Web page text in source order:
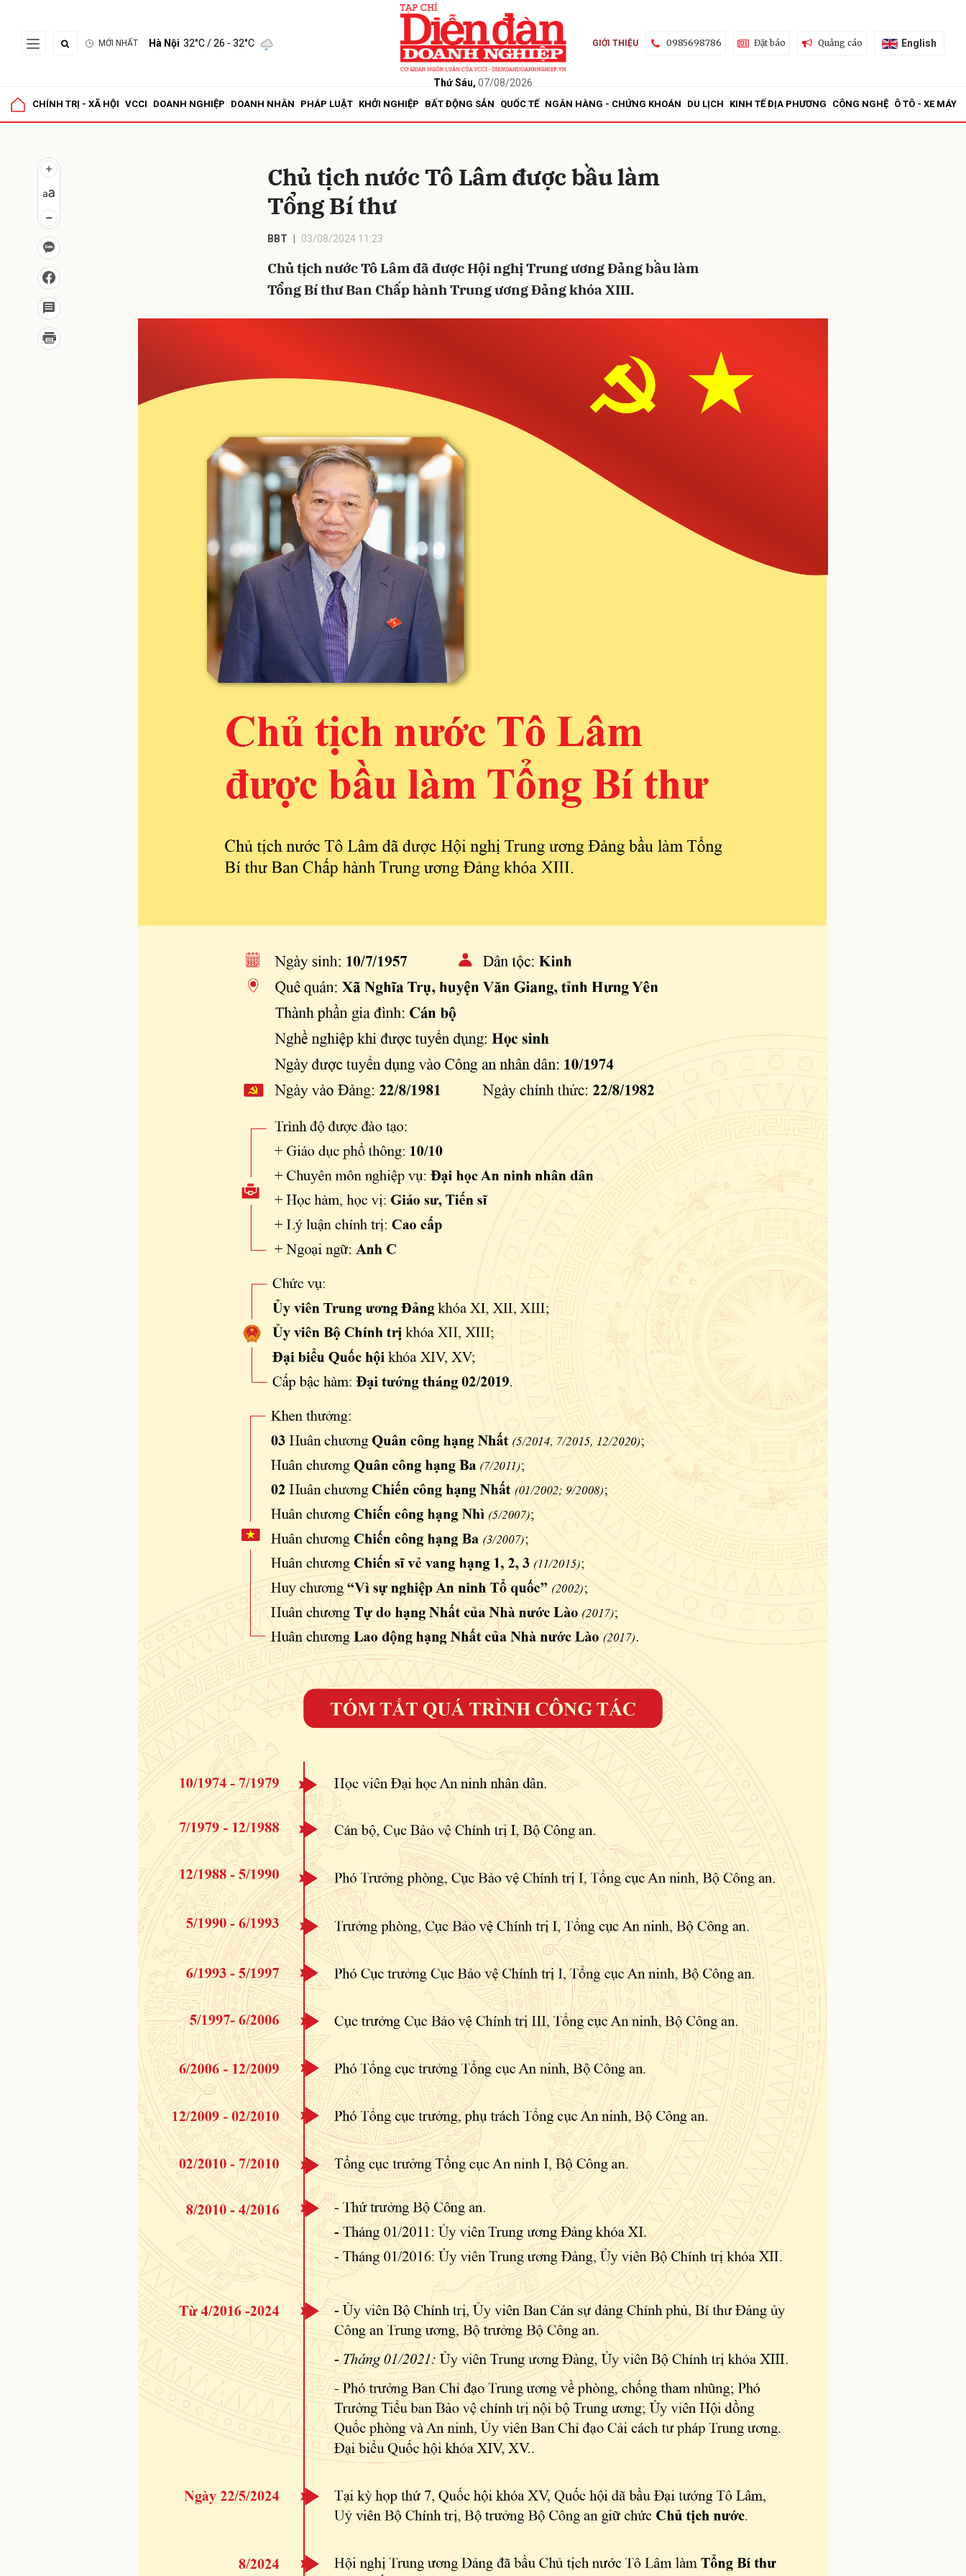
MỚI NHẤT Hà Nội 32°C/ 26 - 32°C
Thứ Sáu, 07/08/2026
GIỚI THIỆU 0985698786 Đặt báo Quảng cáo English
CHÍNH TRỊ - XÃ HỘI VCCI DOANH NGHIỆP DOANH NHÂN PHÁP LUẬT KHỞI NGHIỆP BẤT ĐỘNG SẢN QUỐC TẾ NGÂN HÀNG - CHỨNG KHOÁN DU LỊCH KINH TẾ ĐỊA PHƯƠNG CÔNG NGHỆ Ô TÔ - XE MÁY
Chủ tịch nước Tô Lâm được bầu làm
Tổng Bí thư
BBT 03/08/2024 11:23
Chủ tịch nước Tô Lâm đã được Hội nghị Trung ương Đảng bầu làm
Tổng Bí thư Ban Chấp hành Trung ương Đảng khóa XIII.